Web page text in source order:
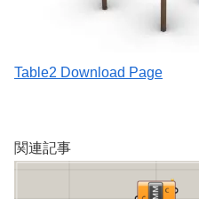
Table2 Download Page
関連記事